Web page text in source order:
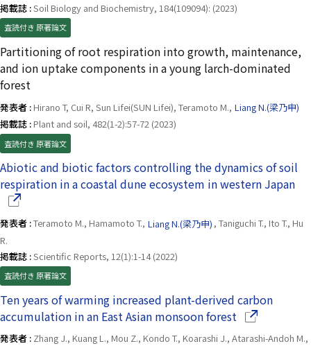
掲載誌 :Soil Biology and Biochemistry, 184(109094): (2023)
査読付き 原著論文
Partitioning of root respiration into growth, maintenance,
and ion uptake components in a young larch-dominated
forest
発表者 : Hirano T, Cui R, Sun Lifei(SUN Lifei), Teramoto M., Liang N.(梁乃申)
掲載誌 : Plant and soil, 482(1-2):57-72 (2023)
査読付き 原著論文
Abiotic and biotic factors controlling the dynamics of soil
respiration in a coastal dune ecosystem in western Japan（
発表者 :Teramoto M., Hamamoto T., Liang N.(梁乃申) , Taniguchi T., Ito T., Hu
R.
掲載誌 :Scientific Reports, 12(1):1-14 (2022)
査読付き 原著論文
Ten years of warming increased plant-derived carbon
accumulation in an East Asian monsoon forest （別ウイン
発表者 : Zhang J., Kuang L., Mou Z., Kondo T., Koarashi J., Atarashi-Andoh M.,